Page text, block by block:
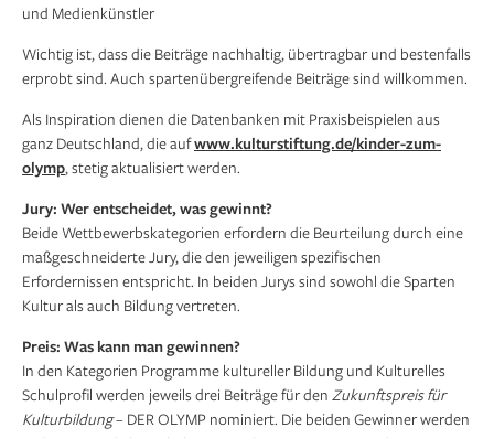
und Medienkünstler
Wichtig ist, dass die Beiträge nachhaltig, übertragbar und bestenfalls
erprobt sind. Auch spartenübergreifende Beiträge sind willkommen.
Als Inspiration dienen die Datenbanken mit Praxisbeispielen aus
ganz Deutschland, die aufwww.kulturstiftung.de/kinder-zum-
olymp, stetig aktualisiert werden.
Jury: Wer entscheidet, was gewinnt?
Beide Wettbewerbskategorien erfordern die Beurteilung durch eine
maßgeschneiderte Jury, die den jeweiligen spezifischen
Erfordernissen entspricht. In beiden Jurys sind sowohl die Sparten
Kultur als auch Bildung vertreten.
Preis: Was kann man gewinnen?
In den Kategorien Programme kultureller Bildung und Kulturelles
Schulprofil werden jeweils drei Beiträge für den Zukunftspreis für
Kulturbildung– DER OLYMP nominiert. Die beiden Gewinner werden